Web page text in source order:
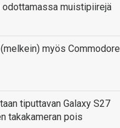
odottamassa muistipiirejä
myös Commodore
tiputtavan Galaxy S27
takakameran pois